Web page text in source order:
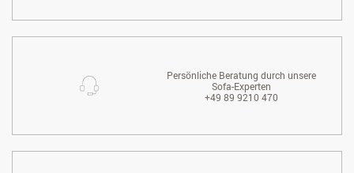
Persönliche Beratung durch unsere
Sofa-Experten
+49 89 9210 470